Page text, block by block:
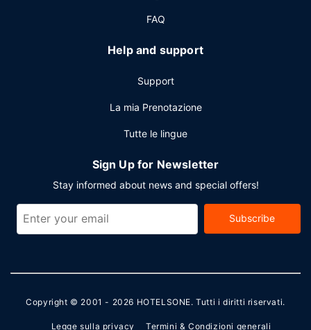
FAQ
Help and support
Support
La mia Prenotazione
Tutte le lingue
Sign Up for Newsletter
Stay informed about news and special offers!
Subscribe
Copyright © 2001 - 2026 HOTELSONE. Tutti i diritti riservati.
Legge sulla privacy Termini & Condizioni generali